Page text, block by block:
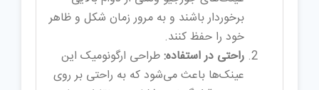
برخوردار باشند و به مرور زمان شکل و ظاهر
خود را حفظ کنند.
راحتی در استفاده:طراحی ارگونومیک این
عینک‌ها باعث می‌شود که به راحتی بر روی